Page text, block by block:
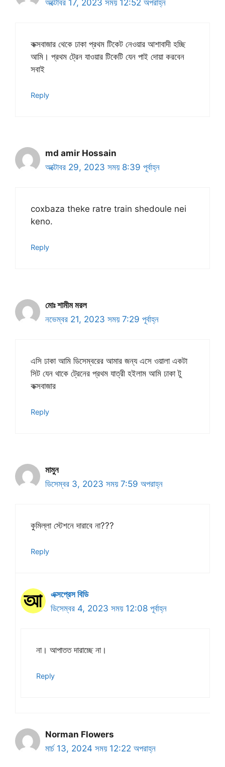
অক্টোবর 17, 2023 সময় 12:52 অপরাহ্ন
কক্সবাজার থেকে ঢাকা প্রথম টিকেট নেওয়ার আশাবাদী হচ্ছি
আমি। প্রথম ট্রেন যাওয়ার টিকেটি যেন পাই দোয়া করবেন
সবাই
Reply
md amir Hossain
অক্টোবর 29, 2023 সময় 8:39 পূর্বাহ্ন
coxbaza theke ratre train shedoule nei
keno.
Reply
মোঃ শামীম মরল
নভেম্বর 21, 2023 সময় 7:29 পূর্বাহ্ন
এসি ঢাকা আমি ডিসেম্বরের আমার জন্য এসে ওয়ালা একটা
সিট যেন থাকে ট্রেনের প্রথম যাত্রী হইলাম আমি ঢাকা টু
কক্সবাজার
Reply
মামুন
ডিসেম্বর 3, 2023 সময় 7:59 অপরাহ্ন
কুমিল্লা স্টেশনে দারাবে না???
Reply
এক্সপ্রেস বিডি
ডিসেম্বর 4, 2023 সময় 12:08 পূর্বাহ্ন
না। আপাতত দারাচ্ছে না।
Reply
Norman Flowers
মার্চ 13, 2024 সময় 12:22 অপরাহ্ন